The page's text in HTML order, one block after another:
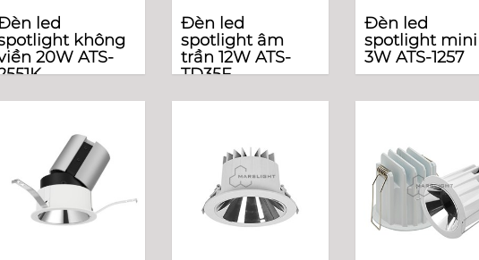
led
không
20W ATS-
Đèn led
spotlight âm
trần 12W ATS-
TD35F
Đèn led
spotlight mini
3W ATS-1257